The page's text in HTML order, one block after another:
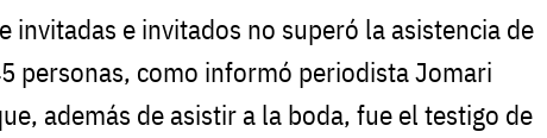
invitadas e invitados no superó la asistencia de
personas, como informó periodista Jomari
además de asistir a la boda, fue el testigo de